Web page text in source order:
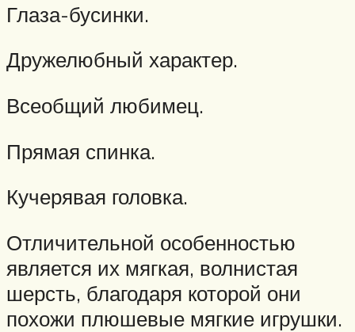
Глаза-бусинки.
Дружелюбный характер.
Всеобщий любимец.
Прямая спинка.
Кучерявая головка.
Отличительной особенностью
является их мягкая, волнистая
шерсть, благодаря которой они
похожи плюшевые мягкие игрушки.